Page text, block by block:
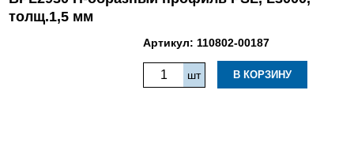
толщ.1,5 мм
Артикул: 110802-00187